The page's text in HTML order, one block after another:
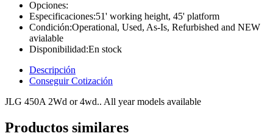
Opciones:
Especificaciones:51' working height, 45' platform
Condición:Operational, Used, As-Is, Refurbished and NEW
avialable
Disponibilidad:En stock
Descripción
Conseguir Cotización
JLG 450A 2Wd or 4wd.. All year models available
Productos similares